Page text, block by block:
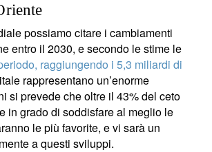
possiamo citare i cambiamenti
entro il 2030, e secondo le stime le
raggiungendo i 5,3 miliardi di
rappresentano un’enorme
si prevede che oltre il 43% del ceto
in grado di soddisfare al meglio le
le più favorite, e vi sarà un
a questi sviluppi.